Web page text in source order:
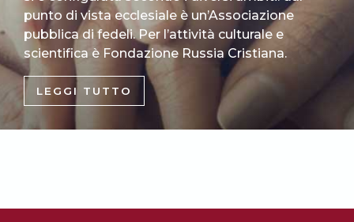
punto di vista ecclesiale è un’Associazione
pubblica di fedeli. Per l’attività culturale e
scientifica è Fondazione Russia Cristiana.
LEGGI TUTTO